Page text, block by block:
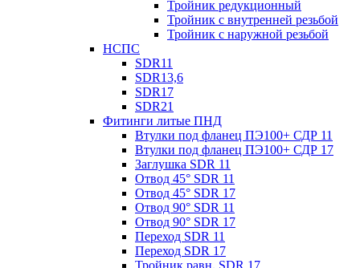
Тройник редукционный
Тройник с внутренней резьбой
Тройник с наружной резьбой
НСПС
SDR11
SDR13,6
SDR17
SDR21
Фитинги литые ПНД
Втулки под фланец ПЭ100+ СДР 11
Втулки под фланец ПЭ100+ СДР 17
Заглушка SDR 11
Отвод 45° SDR 11
Отвод 45° SDR 17
Отвод 90° SDR 11
Отвод 90° SDR 17
Переход SDR 11
Переход SDR 17
Тройник равн. SDR 17